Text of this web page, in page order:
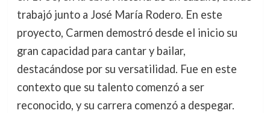
trabajó junto a José María Rodero. En este
proyecto, Carmen demostró desde el inicio su
gran capacidad para cantar y bailar,
destacándose por su versatilidad. Fue en este
contexto que su talento comenzó a ser
reconocido, y su carrera comenzó a despegar.